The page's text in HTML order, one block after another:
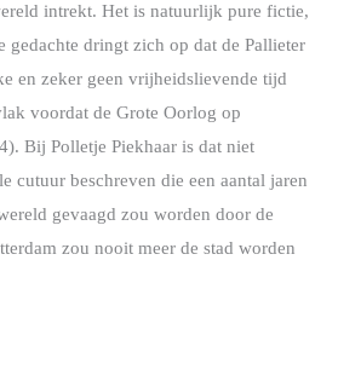
intrekt. Het is natuurlijk pure fictie,
gedachte dringt zich op dat de Pallieter
en zeker geen vrijheidslievende tijd
voordat de Grote Oorlog op
Bij Polletje Piekhaar is dat niet
cutuur beschreven die een aantal jaren
gevaagd zou worden door de
zou nooit meer de stad worden